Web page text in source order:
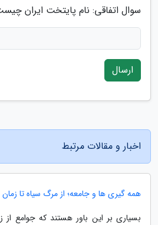
سوال اتفاقی: نام پایتخت ایران
ارسال
اخبار و مقالات مرتبط
همه گیری ها و جامعه؛ از مرگ سیاه تا
بسیاری بر این باور هستند که جوامع از